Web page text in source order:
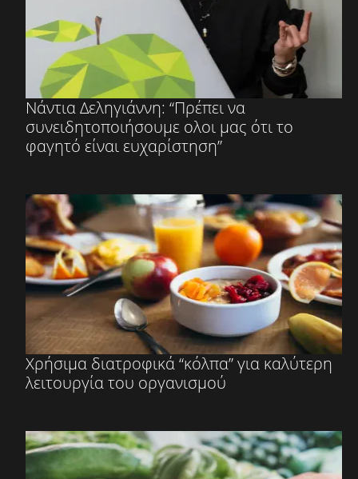
Νάντια Δεληγιάννη: “Πρέπει να
συνειδητοποιήσουμε ολοι μας ότι το
φαγητό είναι ευχαρίστηση”
Χρήσιμα διατροφικά “κόλπα” για καλύτερη
λειτουργία του οργανισμού